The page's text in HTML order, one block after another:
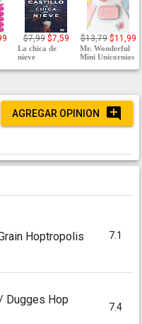
$7,99 $7,59
La chica de
nieve
$13,79 $11,99
Mr. Wonderful
Mini Unicornios
AGREGAR OPINION
Hoptropolis 7.1
Dugges Hop
7.4